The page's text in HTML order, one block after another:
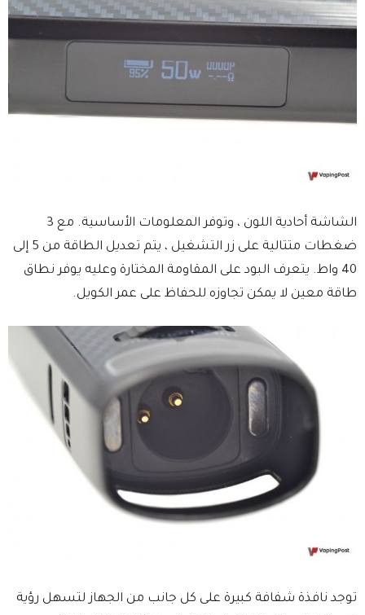
الشاشة أحادية اللون ، وتوفر المعلومات الأساسية. مع 3
ضغطات متتالية على زر التشغيل ، يتم تعديل الطاقة من 5 إلى
40 واط. يتعرف البود على المقاومة المختارة وعليه يوفر نطاق
طاقة معين لا يمكن تجاوزه للحفاظ على عمر الكويل.
توجد نافذة شفافة كبيرة على كل جانب من الجهاز لتسهل رؤية